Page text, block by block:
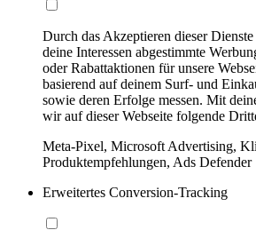
Durch das Akzeptieren dieser
deine Interessen abgestimmte
oder Rabattaktionen für unsere
basierend auf deinem Surf- und
sowie deren Erfolge messen. Mit
wir auf dieser Webseite folgende
Meta-Pixel, Microsoft Advertising,
Produktempfehlungen, Ads Defender
Erweitertes Conversion-Tracking